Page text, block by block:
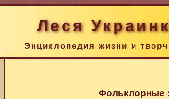
Леся
Энциклопедия жизни и
Фольклорные